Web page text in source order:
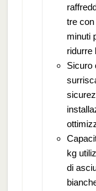
tre
minuti
ridurre
Sicuro
kg
di